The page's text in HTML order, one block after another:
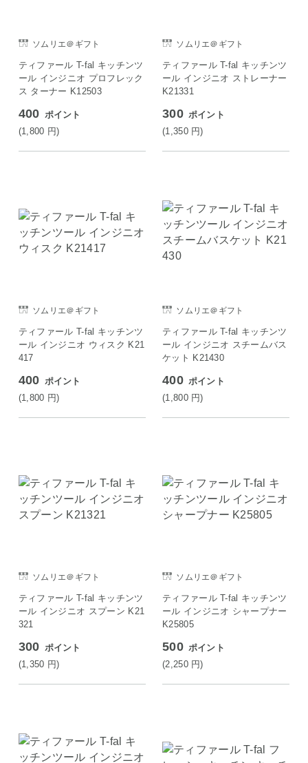
ソムリエ＠ギフト
ティファール T-fal キッチンツ
ール インジニオ プロフレック
ス ターナー K12503
400 ポイント
(1,800 円)
ソムリエ＠ギフト
ティファール T-fal キッチンツ
ール インジニオ ストレーナー
K21331
300 ポイント
(1,350 円)
ソムリエ＠ギフト
ティファール T-fal キッチンツ
ール インジニオ ウィスク K21
417
400 ポイント
(1,800 円)
ソムリエ＠ギフト
ティファール T-fal キッチンツ
ール インジニオ スチームバス
ケット K21430
400 ポイント
(1,800 円)
ソムリエ＠ギフト
ティファール T-fal キッチンツ
ール インジニオ スプーン K21
321
300 ポイント
(1,350 円)
ソムリエ＠ギフト
ティファール T-fal キッチンツ
ール インジニオ シャープナー
K25805
500 ポイント
(2,250 円)